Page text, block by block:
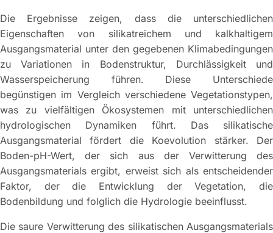
Die Ergebnisse zeigen, dass die unterschiedlichen
Eigenschaften von silikatreichem und kalkhaltigem
Ausgangsmaterial unter den gegebenen Klimabedingungen
zu Variationen in Bodenstruktur, Durchlässigkeit und
Wasserspeicherung führen. Diese Unterschiede
begünstigen im Vergleich verschiedene Vegetationstypen,
was zu vielfältigen Ökosystemen mit unterschiedlichen
hydrologischen Dynamiken führt. Das silikatische
Ausgangsmaterial fördert die Koevolution stärker. Der
Boden-pH-Wert, der sich aus der Verwitterung des
Ausgangsmaterials ergibt, erweist sich als entscheidender
Faktor, der die Entwicklung der Vegetation, die
Bodenbildung und folglich die Hydrologie beeinflusst.
Die saure Verwitterung des silikatischen Ausgangsmaterials